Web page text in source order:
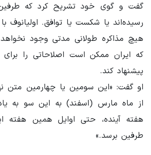
گفت و گوی خود تشریح کرد که طرفین
رسیده‌اند یا شکست یا توافق. اولیانوف با
هیچ مذاکره طولانی مدتی وجود
که ایران ممکن است اصلاحاتی را
پیشنهاد کند.
او گفت: «این سومین یا چهارمین متن
از ماه مارس (اسفند) به این سو به
هفته آینده، حتی اوایل همین هفته
طرفین برسد.»